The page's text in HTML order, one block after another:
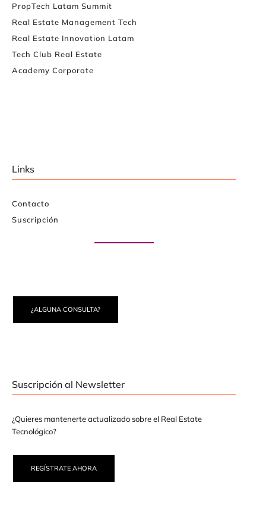
PropTech Latam Summit
Real Estate Management Tech
Real Estate Innovation Latam
Tech Club Real Estate
Academy Corporate
Links
Contacto
Suscripción
¿ALGUNA CONSULTA?
Suscripción al Newsletter
¿Quieres mantenerte actualizado sobre el Real Estate
Tecnológico?
REGÍSTRATE AHORA